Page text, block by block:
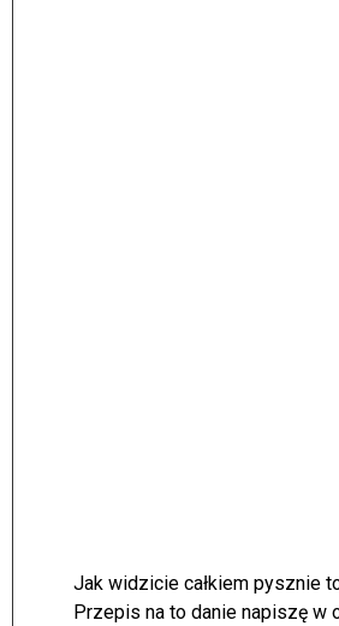
Jak widzicie całkiem pysznie
Przepis na to danie napiszę w